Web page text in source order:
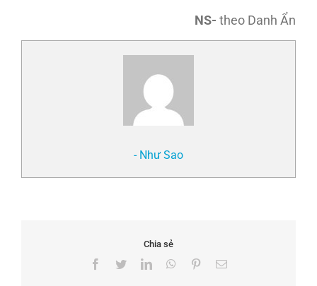
NS- theo Danh Ẩn
- Như Sao
Chia sẻ
Facebook
TwitterLinkedInWhatsApp
PinterestEmail